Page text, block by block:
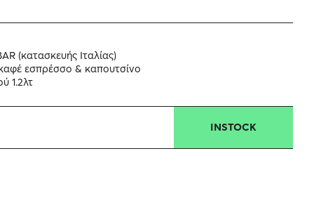
(κατασκευής Ιταλίας)
καφέ εσπρέσσο & καπουτσίνο
1.2λτ
INSTOCK